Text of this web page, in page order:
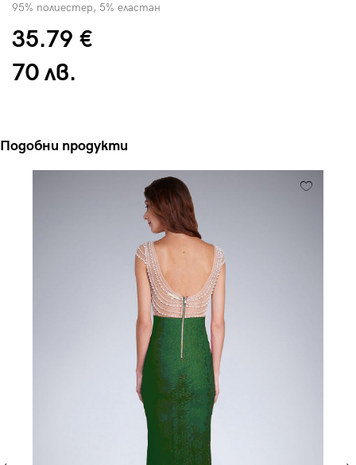
95% полиестер, 5% еластан
35.79 €
70 лв.
Подобни продукти